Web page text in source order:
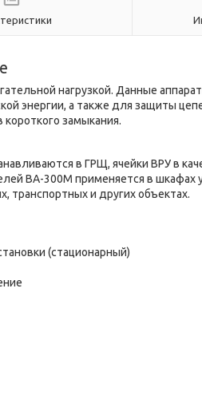
нагрузкой. Данные
энергии, а также для защиты
замыкания.
в ГРЩ, ячейки ВРУ в
ВА-300М применяется в шкафах
транспортных и других объектах.
(стационарный)